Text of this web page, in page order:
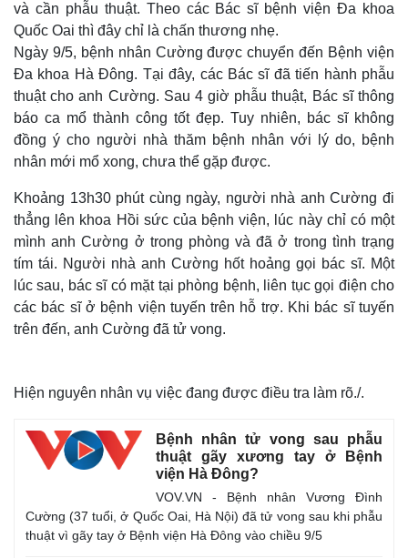
Thế giới
Quan sát
Cuộc sống đó đây
Hồ sơ
Multimedia
Ảnh
E-Magazine
Infographic
và cần phẫu thuật. Theo các Bác sĩ bệnh viện Đa khoa
Quốc Oai thì đây chỉ là chấn thương nhẹ.
Ngày 9/5, bệnh nhân Cường được chuyển đến Bệnh viện
Đa khoa Hà Đông. Tại đây, các Bác sĩ đã tiến hành phẫu
thuật cho anh Cường. Sau 4 giờ phẫu thuật, Bác sĩ thông
báo ca mổ thành công tốt đẹp. Tuy nhiên, bác sĩ không
đồng ý cho người nhà thăm bệnh nhân với lý do, bệnh
nhân mới mổ xong, chưa thể gặp được.
Khoảng 13h30 phút cùng ngày, người nhà anh Cường đi
thẳng lên khoa Hồi sức của bệnh viện, lúc này chỉ có một
mình anh Cường ở trong phòng và đã ở trong tình trạng
tím tái. Người nhà anh Cường hốt hoảng gọi bác sĩ. Một
lúc sau, bác sĩ có mặt tại phòng bệnh, liên tục gọi điện cho
các bác sĩ ở bệnh viện tuyến trên hỗ trợ. Khi bác sĩ tuyến
trên đến, anh Cường đã tử vong.
Hiện nguyên nhân vụ việc đang được điều tra làm rõ./.
Bệnh nhân tử vong sau phẫu
thuật gãy xương tay ở Bệnh
viện Hà Đông?
VOV.VN - Bệnh nhân Vương Đình
Cường (37 tuổi, ở Quốc Oai, Hà Nội) đã tử vong sau khi phẫu
thuật vì gãy tay ở Bệnh viện Hà Đông vào chiều 9/5